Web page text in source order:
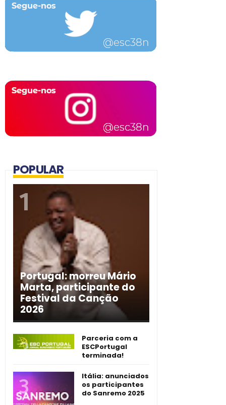
POPULAR
Portugal: morreu Mário
Marta, participante do
Festival da Canção
2026
Parceria com a
ESCPortugal
terminada!
Itália: anunciados
os participantes
do Sanremo 2025